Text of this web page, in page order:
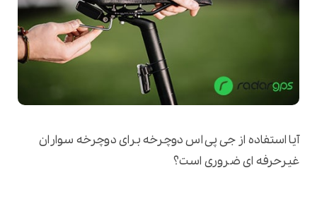
آیا استفاده از جی پی اس دوچرخه برای دوچرخه سواران
غیرحرفه ای ضروری است؟